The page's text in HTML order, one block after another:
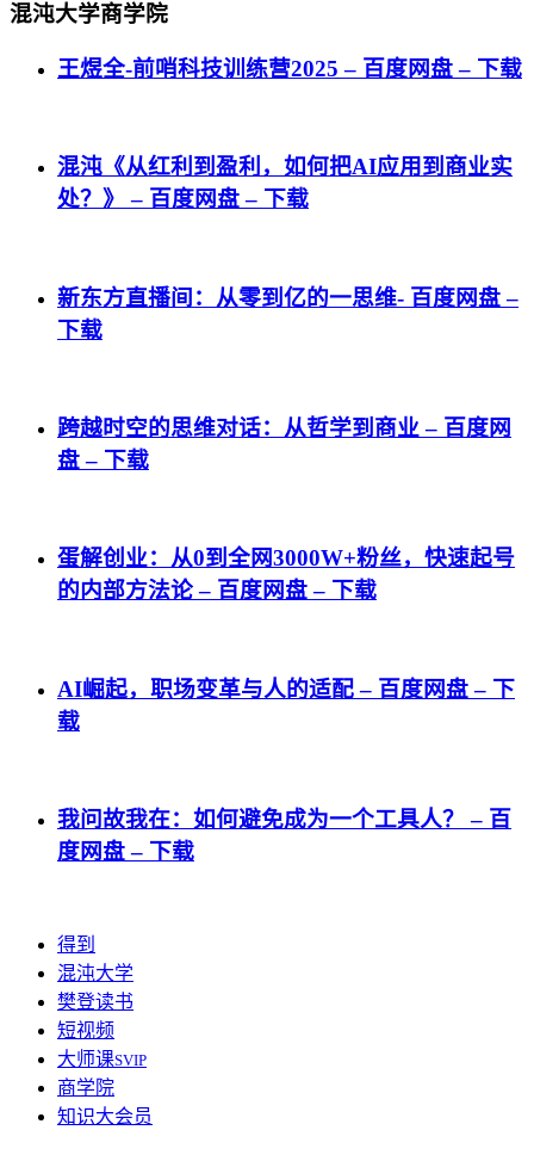
混沌大学商学院
王煜全-前哨科技训练营2025 – 百度网盘 – 下载
混沌《从红利到盈利，如何把AI应用到商业实
处？》 – 百度网盘 – 下载
新东方直播间：从零到亿的一思维- 百度网盘 –
下载
跨越时空的思维对话：从哲学到商业 – 百度网
盘 – 下载
蛋解创业：从0到全网3000W+粉丝，快速起号
的内部方法论 – 百度网盘 – 下载
AI崛起，职场变革与人的适配 – 百度网盘 – 下
载
我问故我在：如何避免成为一个工具人？ – 百
度网盘 – 下载
得到
混沌大学
樊登读书
短视频
大师课SVIP
商学院
知识大会员